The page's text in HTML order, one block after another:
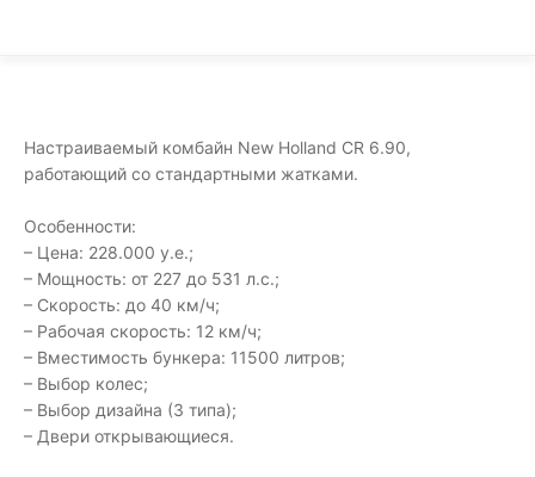
Настраиваемый комбайн New Holland CR 6.90,
работающий со стандартными жатками.
Особенности:
– Цена: 228.000 у.е.;
– Мощность: от 227 до 531 л.с.;
– Скорость: до 40 км/ч;
– Рабочая скорость: 12 км/ч;
– Вместимость бункера: 11500 литров;
– Выбор колес;
– Выбор дизайна (3 типа);
– Двери открывающиеся.